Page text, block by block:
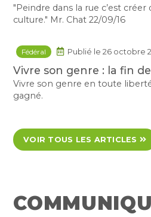
"Peindre dans la rue c’est créer
culture." Mr. Chat 22/09/16
Fédéral Publié le 26 octobre
Vivre son genre : la fin
Vivre son genre en toute
gagné.
VOIR TOUS LES ARTICLES